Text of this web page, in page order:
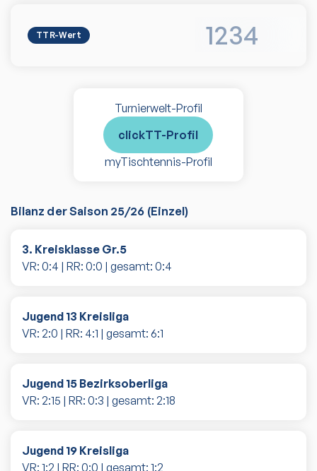
TTR-Wert 1234
Turnierwelt-Profil
clickTT-Profil
myTischtennis-Profil
Bilanz der Saison 25/26 (Einzel)
3. Kreisklasse Gr.5
VR: 0:4 | RR: 0:0 | gesamt: 0:4
Jugend 13 Kreisliga
VR: 2:0 | RR: 4:1 | gesamt: 6:1
Jugend 15 Bezirksoberliga
VR: 2:15 | RR: 0:3 | gesamt: 2:18
Jugend 19 Kreisliga
VR: 1:2 | RR: 0:0 | gesamt: 1:2